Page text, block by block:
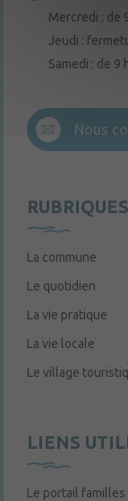
Mercredi : de
Jeudi :
Samedi : de 9
Nous
RUBRIQUES
La commune
Le quotidien
La vie pratique
La vie locale
Le village
LIENS
Le portail familles